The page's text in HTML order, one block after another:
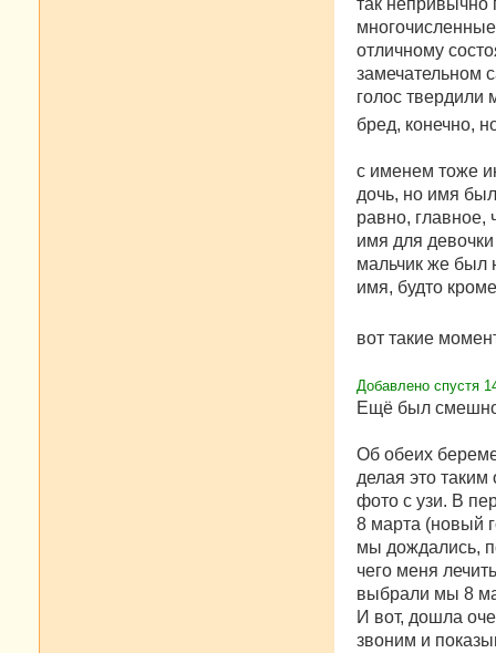
так непривычно
отличному
замечательном
голос твердили
бред, конечно,
с именем тоже
дочь, но имя
равно, главное,
имя для
мальчик же был
имя, будто
вот такие
Добавлено спустя
Ещё был
Об обеих
делая это
фото с узи. В
8 марта (новый
мы дождались,
чего меня
выбрали мы 8
И вот, дошла
звоним и